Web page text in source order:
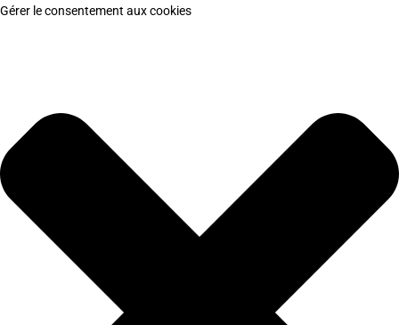
Gérer le consentement aux cookies